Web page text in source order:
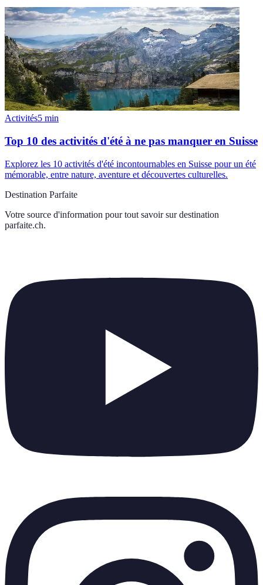
Activités5 min
Top 10 des activités d'été à ne pas manquer en Suisse
Explorez les 10 activités d'été incontournables en Suisse pour un été
mémorable, entre nature, aventure et découvertes culturelles.
Destination Parfaite
Votre source d'information pour tout savoir sur destination
parfaite.ch.